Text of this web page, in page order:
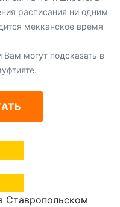
расписания ни одним
мекканское время
могут подсказать в
Ставропольском